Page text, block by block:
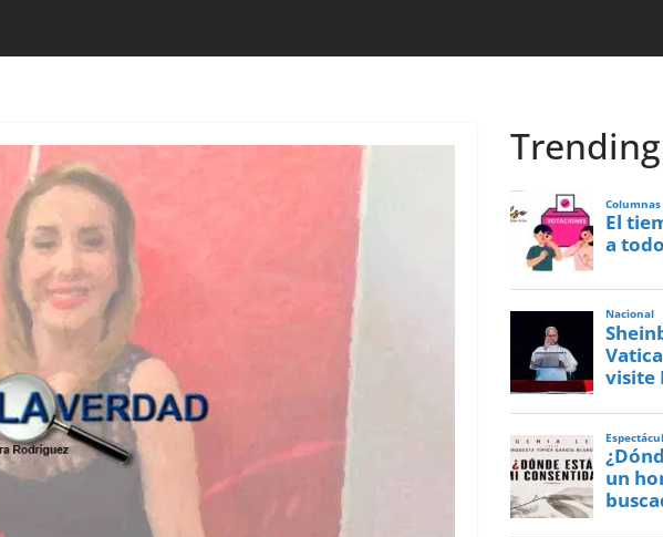
Trending